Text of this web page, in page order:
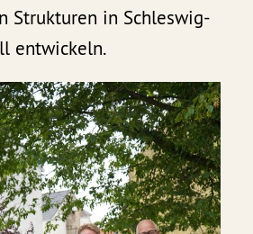
Strukturen in Schleswig-
entwickeln.